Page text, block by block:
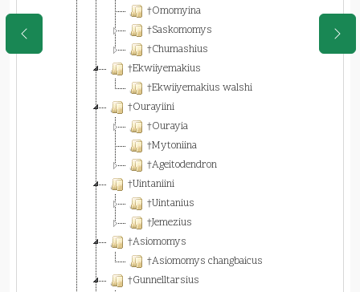
†Omomyina
†Saskomomys
†Chumashius
†Ekwiiyemakius
†Ekwiiyemakius walshi
†Ourayiini
†Ourayia
†Mytoniina
†Ageitodendron
†Uintaniini
†Uintanius
†Jemezius
†Asiomomys
†Asiomomys changbaicus
†Gunnelltarsius